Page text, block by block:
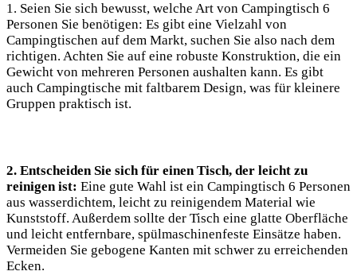
1. Seien Sie sich bewusst, welche Art von Campingtisch 6
Personen Sie benötigen: Es gibt eine Vielzahl von
Campingtischen auf dem Markt, suchen Sie also nach dem
richtigen. Achten Sie auf eine robuste Konstruktion, die ein
Gewicht von mehreren Personen aushalten kann. Es gibt
auch Campingtische mit faltbarem Design, was für kleinere
Gruppen praktisch ist.
2. Entscheiden Sie sich für einen Tisch, der leicht zu
reinigen ist: Eine gute Wahl ist ein Campingtisch 6 Personen
aus wasserdichtem, leicht zu reinigendem Material wie
Kunststoff. Außerdem sollte der Tisch eine glatte Oberfläche
und leicht entfernbare, spülmaschinenfeste Einsätze haben.
Vermeiden Sie gebogene Kanten mit schwer zu erreichenden
Ecken.